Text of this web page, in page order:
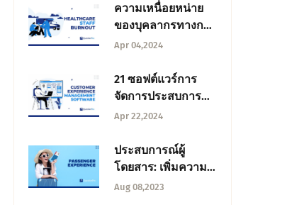
ความเหนื่อยหน่าย
ของบุคลากรทางการ
แพทย์: มันคืออะไร +
Apr 04,2024
21 ซอฟต์แวร์การ
จัดการประสบการณ์
ลูกค้าที่ดีที่สุดในปี
Apr 22,2024
ประสบการณ์ผู้
โดยสาร: เพิ่มความ
พึงพอใจในการเดิน
Aug 08,2023